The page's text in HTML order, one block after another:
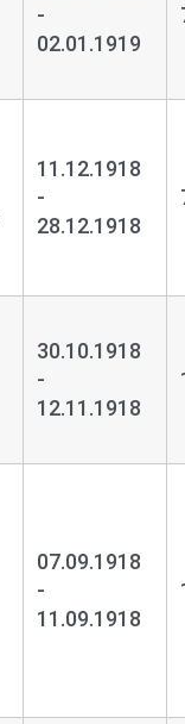
-
02.01.1919
11.12.1918
-
28.12.1918
30.10.1918
-
12.11.1918
07.09.1918
-
11.09.1918